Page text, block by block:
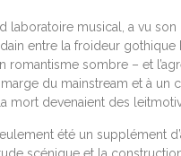
laboratoire musical, a vu
entre la froideur
romantisme sombre – et
du mainstream et à
mort devenaient des
été un supplément